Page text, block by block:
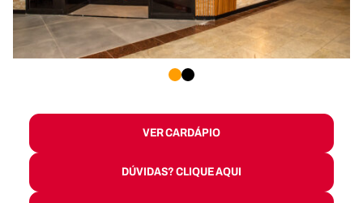
1 2
VER CARDÁPIO
DÚVIDAS? CLIQUE AQUI